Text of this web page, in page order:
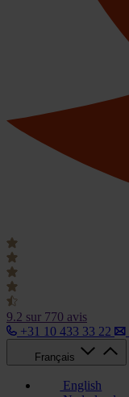
9.2 sur 770 avis
+31 10 433 33 22
Français
English